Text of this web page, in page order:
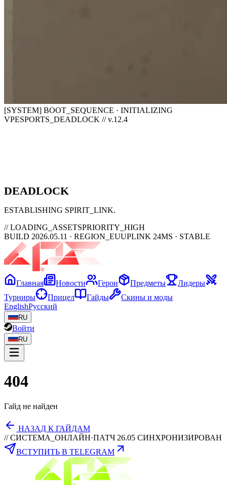
[SYSTEM] BOOT_SEQUENCE · INITIALIZING
VPESPORTS_DEADLOCK // v.12.4
DEADLOCK
ESTABLISHING SPIRIT_LINK
// LOADING_ASSETSPRIORITY_HIGH
BUILD 2026.05.11 · REGION_EUUPLINK 24MS · STABLE
Главная Новости Герои Предметы
Лидеры
Турниры
Прицел Гайды
Скины и моды
EnglishРусский
RU
Войти
RU
404
Гайд не найден
НАЗАД К ГАЙДАМ
// СИСТЕМА_ОНЛАЙН·ПАТЧ 26.05 СИНХРОНИЗИРОВАН
ВСТУПИТЬ В TELEGRAM